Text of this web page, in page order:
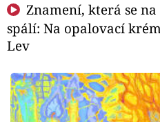
Znamení, která se
spálí: Na opalovací
Lev